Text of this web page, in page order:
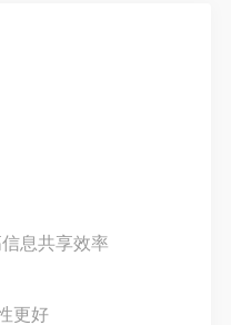
息共享效率
更好